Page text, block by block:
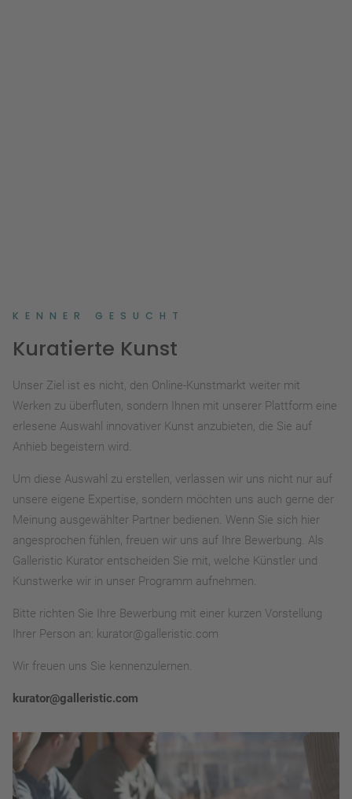
KENNER GESUCHT
Kuratierte Kunst
Unser Ziel ist es nicht, den Online-Kunstmarkt weiter mit
Werken zu überfluten, sondern Ihnen mit unserer Plattform eine
erlesene Auswahl innovativer Kunst anzubieten, die Sie auf
Anhieb begeistern wird.
Um diese Auswahl zu erstellen, verlassen wir uns nicht nur auf
unsere eigene Expertise, sondern möchten uns auch gerne der
Meinung ausgewählter Partner bedienen. Wenn Sie sich hier
angesprochen fühlen, freuen wir uns auf Ihre Bewerbung. Als
Galleristic Kurator entscheiden Sie mit, welche Künstler und
Kunstwerke wir in unser Programm aufnehmen.
Bitte richten Sie Ihre Bewerbung mit einer kurzen Vorstellung
Ihrer Person an: kurator@galleristic.com
Wir freuen uns Sie kennenzulernen.
kurator@galleristic.com